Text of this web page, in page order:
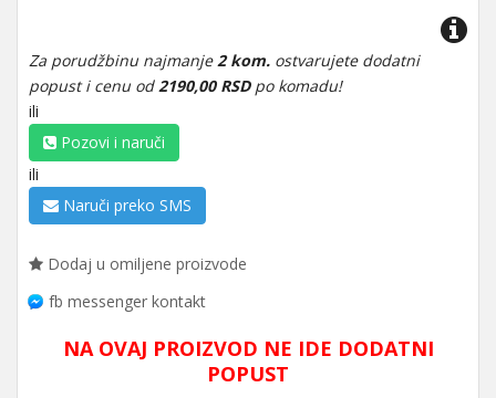
Za porudžbinu najmanje 2 kom. ostvarujete dodatni
popust i cenu od 2190,00 RSDpo komadu!
ili
Pozovi i naruči
ili
Naruči preko SMS
Dodaj u omiljene proizvode
fb messenger kontakt
NA OVAJ PROIZVOD NE IDE DODATNI
POPUST